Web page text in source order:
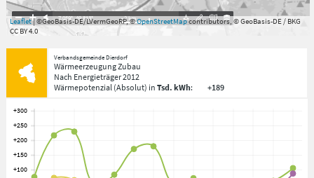
7.059°,49.813° 2km
Leaflet| ©GeoBasis-DE/LVermGeoRP, ©OpenStreetMapcontributors, © GeoBasis-DE / BKG
CC BY 4.0
Verbandsgemeinde Dierdorf
Wärmeerzeugung Zubau
Nach Energieträger2012
Wärmepotenzial(Absolut) in Tsd. kWh: +189